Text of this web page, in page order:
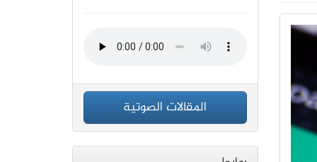
المقالات الصوتية